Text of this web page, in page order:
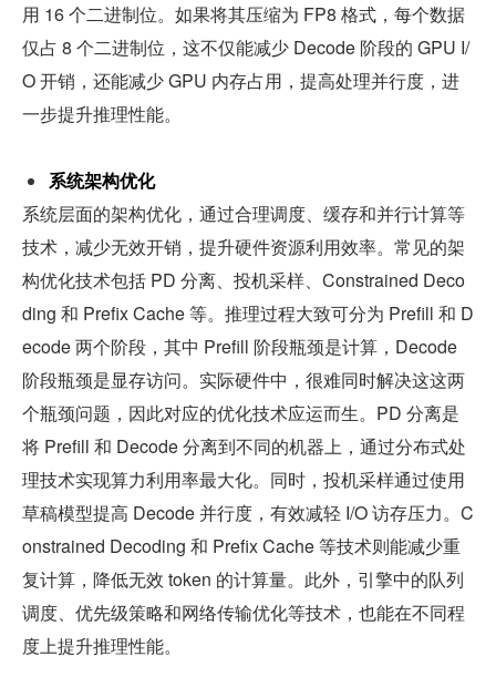
用 16 个二进制位。如果将其压缩为 FP8 格式，每个数据
仅占 8 个二进制位，这不仅能减少 Decode 阶段的 GPU I/
O 开销，还能减少 GPU 内存占用，提高处理并行度，进
一步提升推理性能。
系统架构优化
系统层面的架构优化，通过合理调度、缓存和并行计算等
技术，减少无效开销，提升硬件资源利用效率。常见的架
构优化技术包括 PD 分离、投机采样、Constrained Deco
ding 和 Prefix Cache 等。推理过程大致可分为 Prefill 和 D
ecode 两个阶段，其中 Prefill 阶段瓶颈是计算，Decode
阶段瓶颈是显存访问。实际硬件中，很难同时解决这这两
个瓶颈问题，因此对应的优化技术应运而生。PD 分离是
将 Prefill 和 Decode 分离到不同的机器上，通过分布式处
理技术实现算力利用率最大化。同时，投机采样通过使用
草稿模型提高 Decode 并行度，有效减轻 I/O 访存压力。C
onstrained Decoding 和 Prefix Cache 等技术则能减少重
复计算，降低无效 token 的计算量。此外，引擎中的队列
调度、优先级策略和网络传输优化等技术，也能在不同程
度上提升推理性能。